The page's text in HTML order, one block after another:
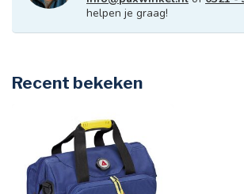
helpen je graag!
Recent bekeken